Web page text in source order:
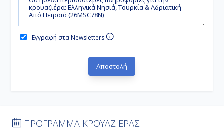
Εγγραφή στα Newsletters
ΠΡΟΓΡΑΜΜΑ ΚΡΟΥΑΖΙΕΡΑΣ